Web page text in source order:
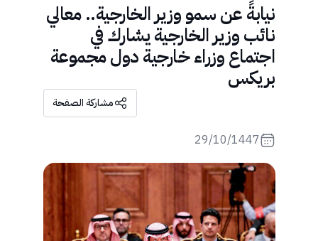
نيابةً عن سمو وزير الخارجية.. معالي
نائب وزير الخارجية يشارك في
اجتماع وزراء خارجية دول مجموعة
بريكس
مشاركة الصفحة
29/10/1447